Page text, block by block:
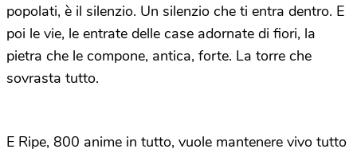
popolati, è il silenzio. Un silenzio che ti entra dentro. E
poi le vie, le entrate delle case adornate di fiori, la
pietra che le compone, antica, forte. La torre che
sovrasta tutto.
E Ripe, 800 anime in tutto, vuole mantenere vivo tutto